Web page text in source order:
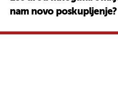
nam novo poskupljenje?